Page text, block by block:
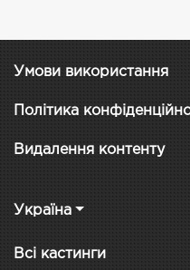
Умови використання
Політика
Видалення контенту
Україна
Всі кастинги